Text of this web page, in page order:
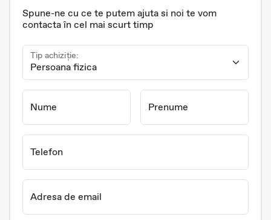
Spune-ne cu ce te putem ajuta si noi te vom
contacta în cel mai scurt timp
Tip achiziție:
Nume Prenume
Telefon
Adresa de email